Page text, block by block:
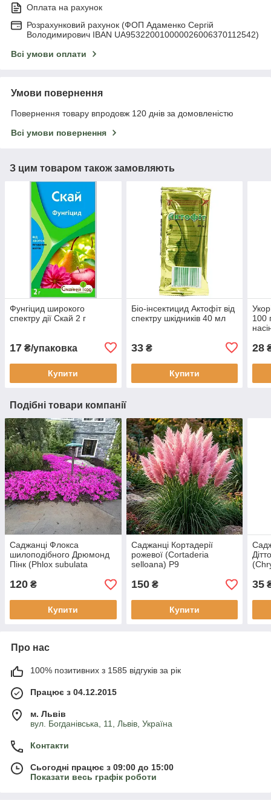
Оплата на рахунок
Розрахунковий рахунок (ФОП Адаменко Сергій
Володимирович IBAN UA953220010000026006370112542)
Всі умови оплати
Умови повернення
Повернення товару впродовж 120 днів за домовленістю
Всі умови повернення
З цим товаром також замовляють
Фунгіцид широкого
спектру дії Скай 2 г
17 ₴/упаковка
Купити
Біо-інсектицид Актофіт від
спектру шкідників 40 мл
33₴
Купити
100
28
Подібні товари компанії
Саджанці Флокса
шилоподібного Дрюмонд
Пінк (Phlox subulata
120 ₴
Купити
Саджанці Кортадерії
рожевої (Cortaderia
selloana) Р9
150₴
Купити
35
Про нас
100% позитивних з 1585 відгуків за рік
Працює з 04.12.2015
м. Львів
вул. Богданівська, 11, Львів, Україна
Контакти
Сьогодні працює з 09:00 до 15:00
Показати весь графік роботи